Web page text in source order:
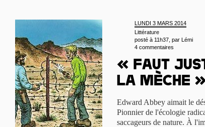
LUNDI 3 MARS 2014
Littérature
posté à 11h37, par Lémi
4 commentaires
« Faut
la mèche
Edward Abbey aimait le
Pionnier de l'écologie
saccageurs de nature. À